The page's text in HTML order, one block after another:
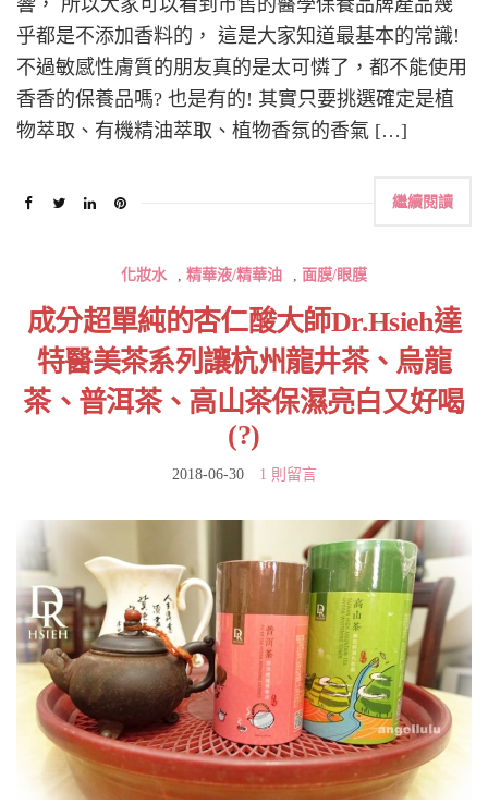
乎都是不添加香料的， 這是大家知道最基本的常識!
不過敏感性膚質的朋友真的是太可憐了，都不能使用
香香的保養品嗎? 也是有的! 其實只要挑選確定是植
物萃取、有機精油萃取、植物香氛的香氣 […]
繼續閱讀
化妝水 精華液/精華油 面膜/眼膜
成分超單純的杏仁酸大師Dr.Hsieh達
特醫美茶系列讓杭州龍井茶、烏龍
茶、普洱茶、高山茶保濕亮白又好喝
(?)
2018-06-30 1 則留言